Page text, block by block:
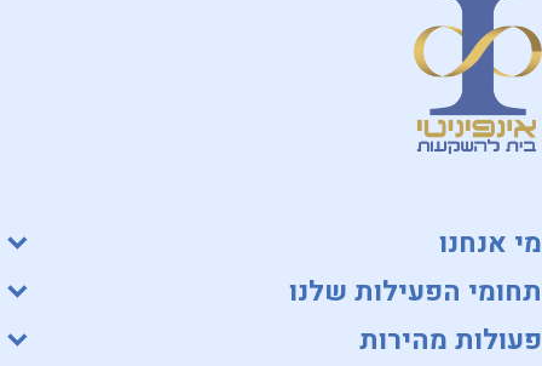
מי אנחנו
תחומי הפעילות שלנו
פעולות מהירות